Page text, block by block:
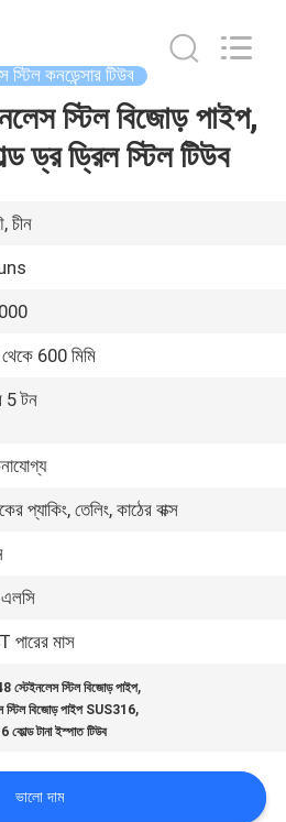
স্টিল কনডেন্সার টিউব
স্টিল বিজোড় পাইপ,
ড্র ড্রিল স্টিল টিউব
চীন
থেকে 600 মিমি
5 টন
প্যাকিং, তেলিং, কাঠের বাক্স
এলসি
পারের মাস
স্টিল বিজোড় পাইপ,
স্টিল বিজোড় পাইপ SUS316,
টানা ইস্পাত টিউব
ভালো দাম